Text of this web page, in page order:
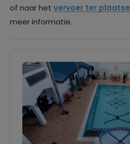
of naar het vervoer ter plaatse
meer informatie.